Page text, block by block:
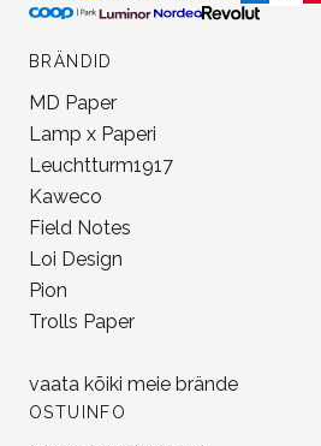
Lamp x Paperi
Leuchtturm1917
Field Notes
Loi Design
Pion
Trolls Paper
vaata kõiki meie
OSTUINFO
Kasutajatingimused
Privaatsuspoliitika